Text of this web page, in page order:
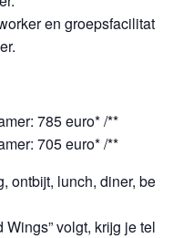
en
785 euro* /**
705 euro* /**
ontbijt, lunch, diner,
volgt, krijg je